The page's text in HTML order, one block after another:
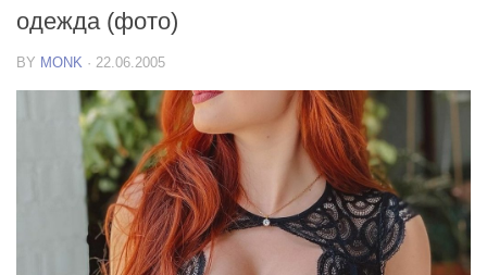
одежда (фото)
BY MONK · 22.06.2005